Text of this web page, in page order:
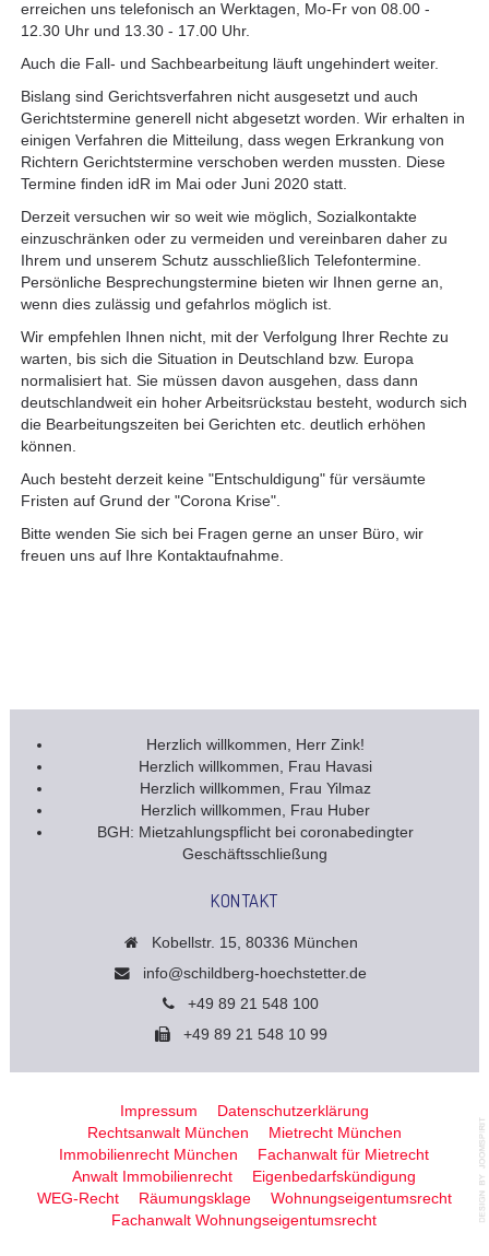
erreichen uns telefonisch an Werktagen, Mo-Fr von 08.00 -
12.30 Uhr und 13.30 - 17.00 Uhr.
Auch die Fall- und Sachbearbeitung läuft ungehindert weiter.
Bislang sind Gerichtsverfahren nicht ausgesetzt und auch
Gerichtstermine generell nicht abgesetzt worden. Wir erhalten in
einigen Verfahren die Mitteilung, dass wegen Erkrankung von
Richtern Gerichtstermine verschoben werden mussten. Diese
Termine finden idR im Mai oder Juni 2020 statt.
Derzeit versuchen wir so weit wie möglich, Sozialkontakte
einzuschränken oder zu vermeiden und vereinbaren daher zu
Ihrem und unserem Schutz ausschließlich Telefontermine.
Persönliche Besprechungstermine bieten wir Ihnen gerne an,
wenn dies zulässig und gefahrlos möglich ist.
Wir empfehlen Ihnen nicht, mit der Verfolgung Ihrer Rechte zu
warten, bis sich die Situation in Deutschland bzw. Europa
normalisiert hat. Sie müssen davon ausgehen, dass dann
deutschlandweit ein hoher Arbeitsrückstau besteht, wodurch sich
die Bearbeitungszeiten bei Gerichten etc. deutlich erhöhen
können.
Auch besteht derzeit keine "Entschuldigung" für versäumte
Fristen auf Grund der "Corona Krise".
Bitte wenden Sie sich bei Fragen gerne an unser Büro, wir
freuen uns auf Ihre Kontaktaufnahme.
Herzlich willkommen, Herr Zink!
Herzlich willkommen, Frau Havasi
Herzlich willkommen, Frau Yilmaz
Herzlich willkommen, Frau Huber
BGH: Mietzahlungspflicht bei coronabedingter
Geschäftsschließung
KONTAKT
Kobellstr. 15, 80336 München
info@schildberg-hoechstetter.de
+49 89 21 548 100
+49 89 21 548 10 99
Impressum
Datenschutzerklärung
Rechtsanwalt München
Mietrecht München
Immobilienrecht München
Fachanwalt für Mietrecht
Anwalt Immobilienrecht
Eigenbedarfskündigung
WEG-Recht
Räumungsklage
Wohnungseigentumsrecht
Fachanwalt Wohnungseigentumsrecht